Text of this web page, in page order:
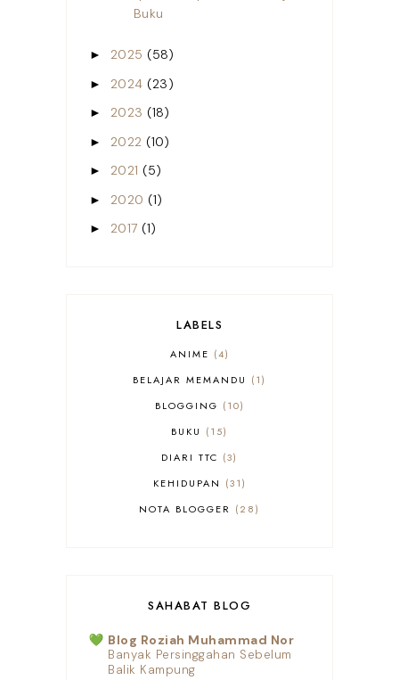
Buku
► 2025 (58)
► 2024 (23)
► 2023 (18)
► 2022 (10)
► 2021 (5)
► 2020 (1)
► 2017 (1)
LABELS
ANIME
4
BELAJAR MEMANDU
1
BLOGGING
10
BUKU
15
DIARI TTC
3
KEHIDUPAN
31
NOTA BLOGGER
28
SAHABAT BLOG
Blog Roziah Muhammad Nor
Banyak Persinggahan Sebelum
Balik Kampung